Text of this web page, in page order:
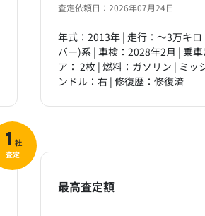
査定依頼日：2026年07月24日
年式：2013年 | 走行：～3万キロ
バー)系 | 車検：2028年2月 | 乗
ア： 2枚 | 燃料：ガソリン | ミッ
ンドル：右 | 修復歴：修復済
1 社
査定
最高査定額